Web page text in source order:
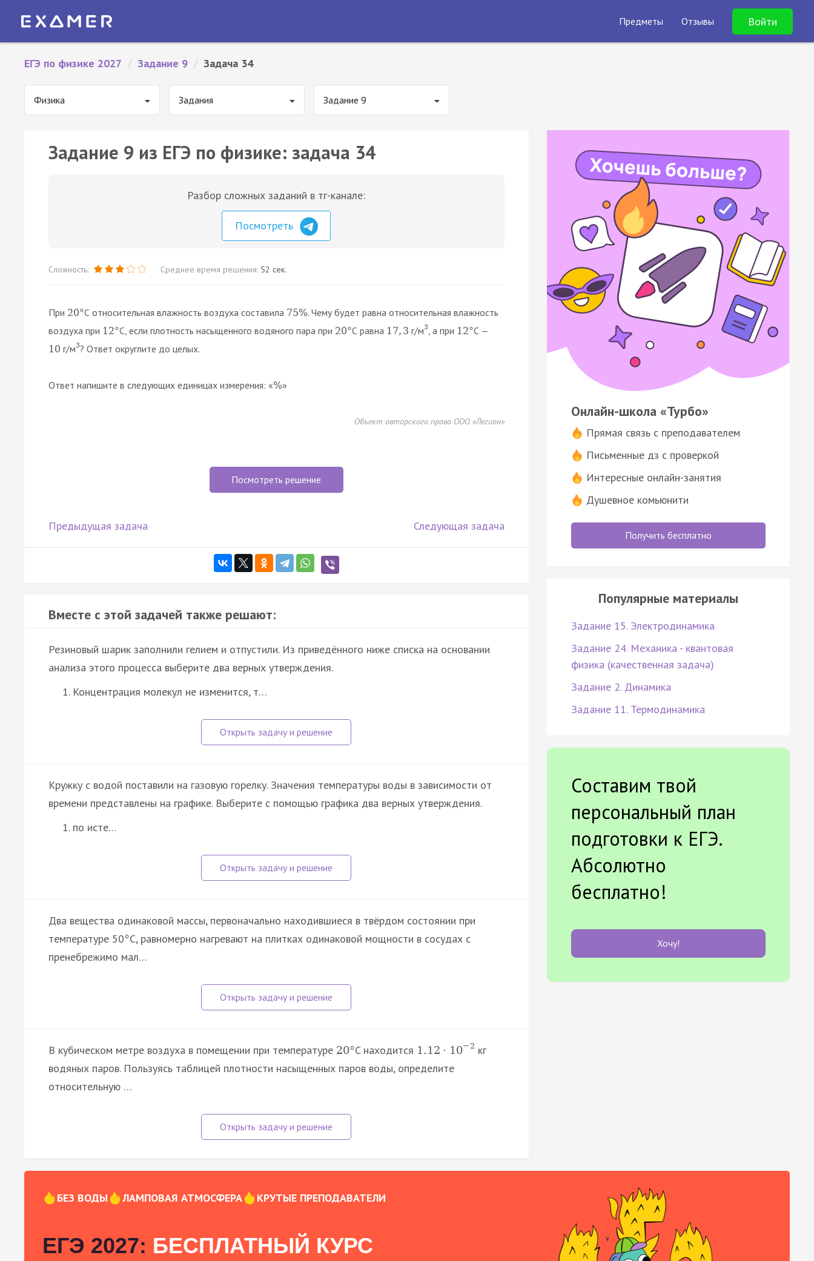
Предметы Отзывы Войти
ЕГЭ по физике 2027 / Задание 9 / Задача 34
Физика Задания Задание 9
Задание 9 из ЕГЭ по физике: задача 34
Разбор сложных заданий в тг-канале:
Посмотреть
Сложность: Среднее время решения: 52 сек.
При 20°С относительная влажность воздуха составила 75%. Чему будет равна относительная влажность
воздуха при 12°С, если плотность насыщенного водяного пара при 20°С равна 17, 3 г/м3 , а при 12°С —
10 г/м3? Ответ округлите до целых.
Ответ напишите в следующих единицах измерения: «%»
Объект авторского права ООО «Легион»
Посмотреть решение
Предыдущая задача Следующая задача
Вместе с этой задачей также решают:
Резиновый шарик заполнили гелием и отпустили. Из приведённого ниже списка на основании
анализа этого процесса выберите два верных утверждения.
Концентрация молекул не изменится, т…
Кружку с водой поставили на газовую горелку. Значения температуры воды в зависимости от
времени представлены на графике. Выберите с помощью графика два верных утверждения.
по исте…
Два вещества одинаковой массы, первоначально находившиеся в твёрдом состоянии при
температуре 50°C, равномерно нагревают на плитках одинаковой мощности в сосудах с
пренебрежимо мал…
В кубическом метре воздуха в помещении при температуре 20°C находится 1.12 · 10− 2 кг
водяных паров. Пользуясь таблицей плотности насыщенных паров воды, определите
относительную …
Онлайн-школа «Турбо»
Прямая связь с преподавателем
Письменные дз с проверкой
Интересные онлайн-занятия
Душевное комьюнити
Получить бесплатно
Популярные материалы
Задание 15. Электродинамика
Задание 24. Механика - квантовая
физика (качественная задача)
Задание 2. Динамика
Задание 11. Термодинамика
Составим твой
персональный план
подготовки к ЕГЭ.
Абсолютно
бесплатно!
Хочу!
БЕЗ ВОДЫ ЛАМПОВАЯ АТМОСФЕРА КРУТЫЕ ПРЕПОДАВАТЕЛИ
ЕГЭ 2027: БЕСПЛАТНЫЙ КУРС